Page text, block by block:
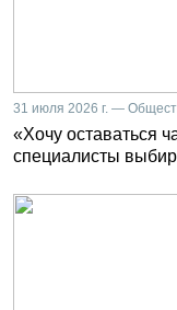
31 июля 2026 г. —
«Хочу оставаться
специалисты